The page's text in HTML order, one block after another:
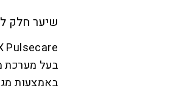
שיער חלק
בעל מערכת